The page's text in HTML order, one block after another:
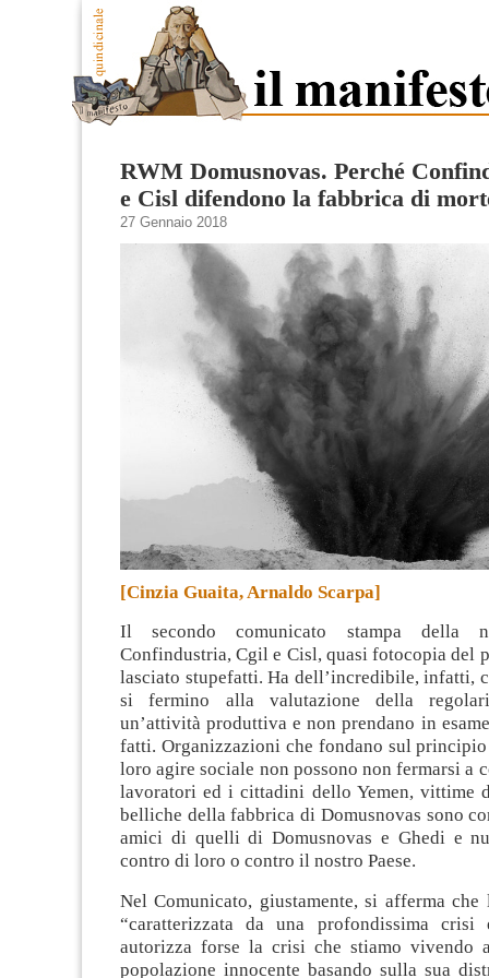
RWM Domusnovas. Perché
e Cisl difendono la fabbrica di
27 Gennaio 2018
[Cinzia Guaita, Arnaldo Scarpa]
Il secondo comunicato stampa della
Confindustria, Cgil e Cisl, quasi fotocopia del
lasciato stupefatti. Ha dell’incredibile, infatti,
si fermino alla valutazione della
un’attività produttiva e non prendano in
fatti. Organizzazioni che fondano sul
loro agire sociale non possono non fermarsi a
lavoratori ed i cittadini dello Yemen, vittime
belliche della fabbrica di Domusnovas sono
amici di quelli di Domusnovas e Ghedi e
contro di loro o contro il nostro Paese.
Nel Comunicato, giustamente, si afferma che
“caratterizzata da una profondissima crisi
autorizza forse la crisi che stiamo vivendo
popolazione innocente basando sulla sua